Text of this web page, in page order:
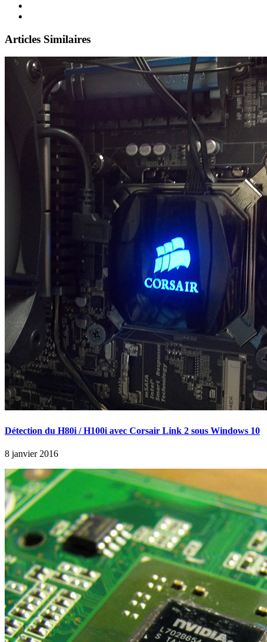
Articles Similaires
Détection du H80i / H100i avec Corsair Link 2 sous Windows 10
8 janvier 2016